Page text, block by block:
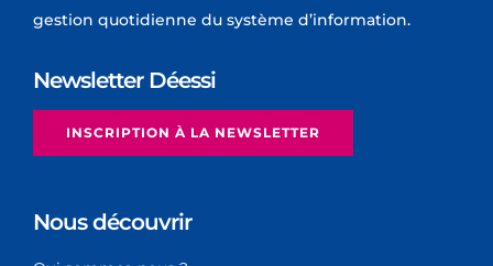
gestion quotidienne du système d’information.
Newsletter Déessi
INSCRIPTION À LA NEWSLETTER
Nous découvrir